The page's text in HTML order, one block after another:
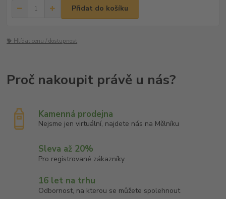
Přidat do košíku
🐕 Hlídat cenu / dostupnost
Kamenná prodejna
Nejsme jen virtuální, najdete nás na Mělníku
Sleva až 20%
Pro registrované zákazníky
16 let na trhu
Odbornost, na kterou se můžete spolehnout